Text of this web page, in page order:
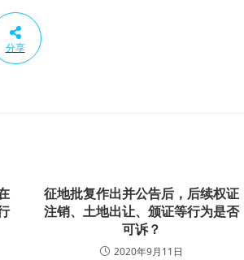
分享
征地批复作出并公告后，后续权证
注销、土地出让、颁证等行为是否
可诉？
2020年9月11日